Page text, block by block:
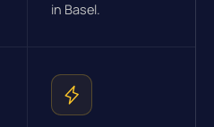
in Basel.